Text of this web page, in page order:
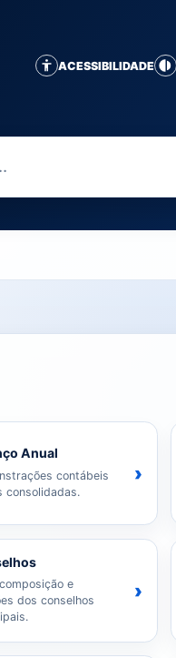
ACESSIBILIDADE
Anual
contábeis
consolidadas.
›
e
dos conselhos
›